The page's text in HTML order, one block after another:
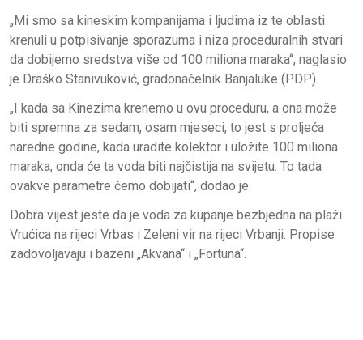
„Mi smo sa kineskim kompanijama i ljudima iz te oblasti
krenuli u potpisivanje sporazuma i niza proceduralnih stvari
da dobijemo sredstva više od 100 miliona maraka“, naglasio
je Draško Stanivuković, gradonačelnik Banjaluke (PDP).
„I kada sa Kinezima krenemo u ovu proceduru, a ona može
biti spremna za sedam, osam mjeseci, to jest s proljeća
naredne godine, kada uradite kolektor i uložite 100 miliona
maraka, onda će ta voda biti najčistija na svijetu. To tada
ovakve parametre ćemo dobijati“, dodao je.
Dobra vijest jeste da je voda za kupanje bezbjedna na plaži
Vrućica na rijeci Vrbas i Zeleni vir na rijeci Vrbanji. Propise
zadovoljavaju i bazeni „Akvana“ i „Fortuna“.